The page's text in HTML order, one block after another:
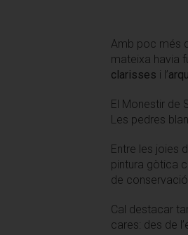
Amb poc més
mateixa havia
clarisses i l’
El Monestir de
Les pedres
Entre les joies
pintura gòtica
de
Cal destacar
cares: des de